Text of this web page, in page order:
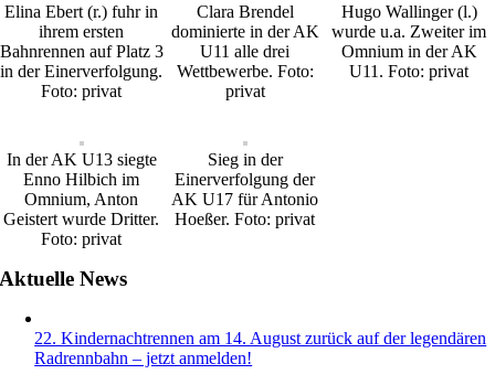
Elina Ebert (r.) fuhr in
ihrem ersten
Bahnrennen auf Platz 3
in der Einerverfolgung.
Foto: privat
Clara Brendel
dominierte in der AK
U11 alle drei
Wettbewerbe. Foto:
privat
Hugo Wallinger (l.)
wurde u.a. Zweiter im
Omnium in der AK
U11. Foto: privat
In der AK U13 siegte
Enno Hilbich im
Omnium, Anton
Geistert wurde Dritter.
Foto: privat
Sieg in der
Einerverfolgung der
AK U17 für Antonio
Hoeßer. Foto: privat
Aktuelle News
22. Kindernachtrennen am 14. August zurück auf der legendären
Radrennbahn – jetzt anmelden!